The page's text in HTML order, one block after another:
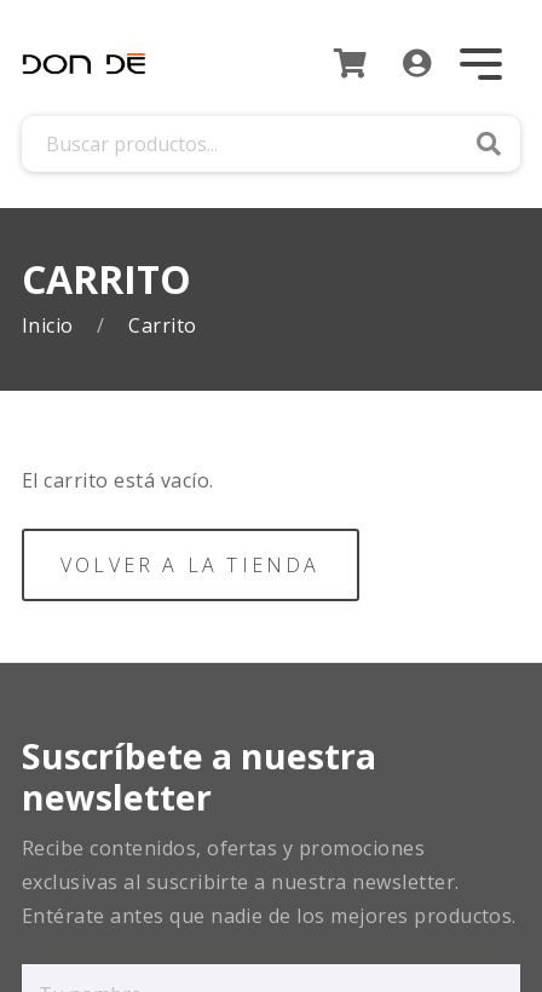
CARRITO
Inicio Carrito
El carrito está vacío.
VOLVER A LA TIENDA
Suscríbete a nuestra
newsletter
Recibe contenidos, ofertas y promociones
exclusivas al suscribirte a nuestra newsletter.
Entérate antes que nadie de los mejores productos.